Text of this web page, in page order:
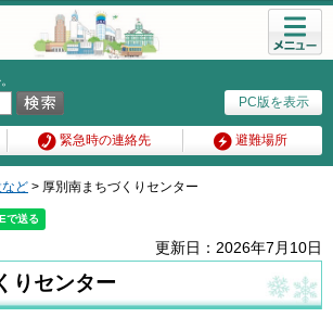
PC版を表示
緊急時の連絡先 避難場所
メニュ
ー
など > 厚別南まちづくりセンター
更新日：2026年7月10日
りセンター